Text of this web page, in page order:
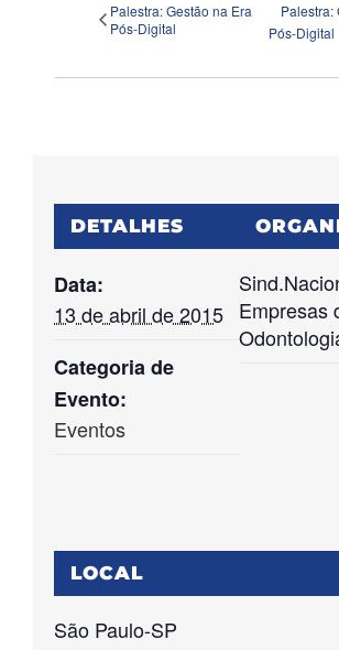
Palestra: Gestão na Era
Pós-Digital
Palestra:
Pós-Digital
DETALHES
Data:
13 de abril de 2015
Categoria de
Evento:
Eventos
Empresas
LOCAL
São Paulo-SP